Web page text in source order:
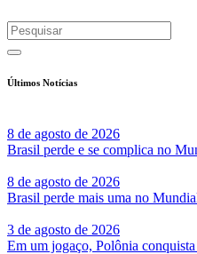
Últimos Notícias
8 de agosto de 2026
Brasil perde e se complica no
8 de agosto de 2026
Brasil perde mais uma no
3 de agosto de 2026
Em um jogaço, Polônia